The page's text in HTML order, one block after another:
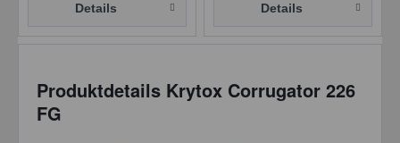
Details Details
Produktdetails Krytox Corrugator 226
FG